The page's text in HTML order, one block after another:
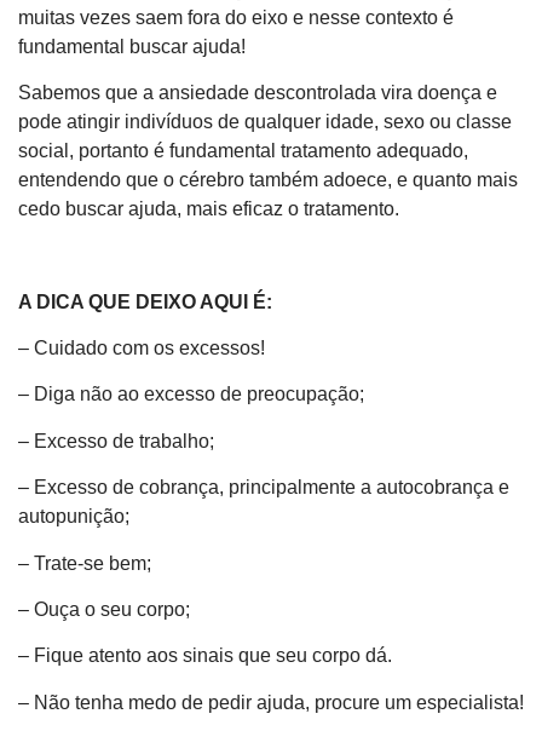
muitas vezes saem fora do eixo e nesse contexto é
fundamental buscar ajuda!
Sabemos que a ansiedade descontrolada vira doença e
pode atingir indivíduos de qualquer idade, sexo ou classe
social, portanto é fundamental tratamento adequado,
entendendo que o cérebro também adoece, e quanto mais
cedo buscar ajuda, mais eficaz o tratamento.
A DICA QUE DEIXO AQUI É:
– Cuidado com os excessos!
– Diga não ao excesso de preocupação;
– Excesso de trabalho;
– Excesso de cobrança, principalmente a autocobrança e
autopunição;
– Trate-se bem;
– Ouça o seu corpo;
– Fique atento aos sinais que seu corpo dá.
– Não tenha medo de pedir ajuda, procure um especialista!